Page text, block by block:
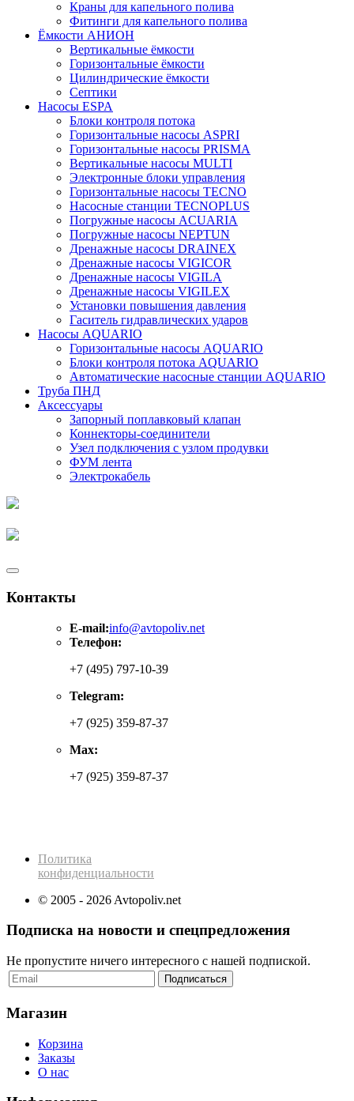
Краны для капельного полива
Фитинги для капельного полива
Ёмкости АНИОН
Вертикальные ёмкости
Горизонтальные ёмкости
Цилиндрические ёмкости
Септики
Насосы ESPA
Блоки контроля потока
Горизонтальные насосы ASPRI
Горизонтальные насосы PRISMA
Вертикальные насосы MULTI
Электронные блоки управления
Горизонтальные насосы TECNO
Насосные станции TECNOPLUS
Погружные насосы AСUARIA
Погружные насосы NEPTUN
Дренажные насосы DRAINEX
Дренажные насосы VIGICOR
Дренажные насосы VIGILA
Дренажные насосы VIGILEX
Установки повышения давления
Гаситель гидравлических ударов
Насосы AQUARIO
Горизонтальные насосы AQUARIO
Блоки контроля потока AQUARIO
Автоматические насосные станции AQUARIO
Труба ПНД
Аксессуары
Запорный поплавковый клапан
Коннекторы-соединители
Узел подключения с узлом продувки
ФУМ лента
Электрокабель
Контакты
E-mail:info@avtopoliv.net
Телефон:
+7 (495) 797-10-39
Telegram:
+7 (925) 359-87-37
Max:
+7 (925) 359-87-37
Политика
конфиденциальности
© 2005 - 2026 Avtopoliv.net
Подписка на новости и спецпредложения
Не пропустите ничего интересного с нашей подпиской.
Магазин
Корзина
Заказы
О нас